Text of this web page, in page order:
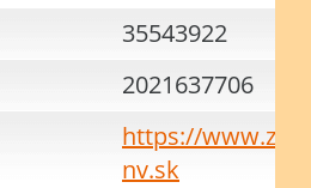
35543922
2021637706
https://
nv.sk